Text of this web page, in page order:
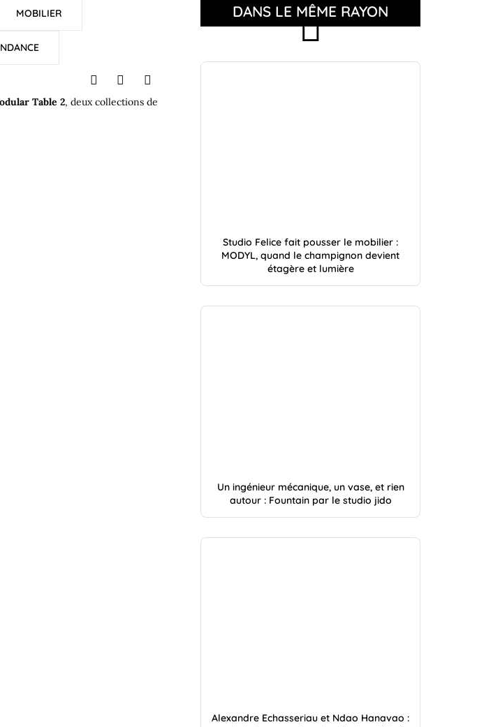
MOBILIER
Table 2, deux collections de
DANS LE MÊME RAYON
Studio Felice fait pousser le mobilier :
MODYL, quand le champignon devient
étagère et lumière
Un ingénieur mécanique, un vase, et rien
autour : Fountain par le studio jido
Alexandre Echasseriau et Ndao Hanavao :